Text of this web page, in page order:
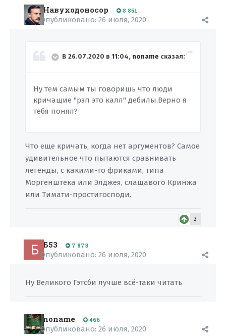
Навуходоносор 8 851
Опубликовано: 26 июля, 2020
В 26.07.2020 в 11:04, noname сказал:
Ну тем самым ты говоришь что люди
кричащие "рэп это калл" дебилы.Верно я
тебя понял?
Что еще кричать, когда нет аргументов? Самое
удивительное что пытаются сравнивать
легенды, с какими-то фриками, типа
Моргенштека или Элджея, слащавого Кринжа
или Тимати-простигосподи.
3
Б53 7 873
Опубликовано: 26 июля, 2020
Ну Великого Гэтсби лучше всё-таки читать
noname 466
Опубликовано: 26 июля, 2020